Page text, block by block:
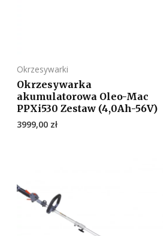
Okrzesywarki
Okrzesywarka
akumulatorowa Oleo-Mac
PPXi530 Zestaw (4,0Ah-56V)
3999,00 zł